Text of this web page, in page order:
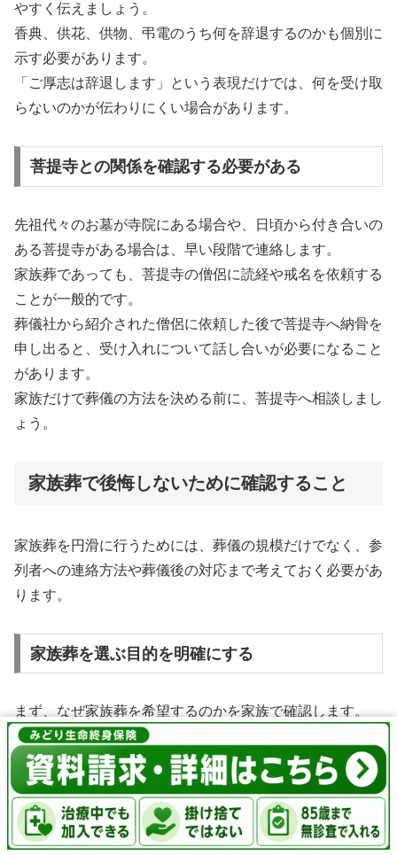
やすく伝えましょう。
香典、供花、供物、弔電のうち何を辞退するのかも個別に
示す必要があります。
「ご厚志は辞退します」という表現だけでは、何を受け取
らないのかが伝わりにくい場合があります。
菩提寺との関係を確認する必要がある
先祖代々のお墓が寺院にある場合や、日頃から付き合いの
ある菩提寺がある場合は、早い段階で連絡します。
家族葬であっても、菩提寺の僧侶に読経や戒名を依頼する
ことが一般的です。
葬儀社から紹介された僧侶に依頼した後で菩提寺へ納骨を
申し出ると、受け入れについて話し合いが必要になること
があります。
家族だけで葬儀の方法を決める前に、菩提寺へ相談しまし
ょう。
家族葬で後悔しないために確認すること
家族葬を円滑に行うためには、葬儀の規模だけでなく、参
列者への連絡方法や葬儀後の対応まで考えておく必要があ
ります。
家族葬を選ぶ目的を明確にする
まず、なぜ家族葬を希望するのかを家族で確認します。
故人との時間を大切にしたいのか、参列者対応の負担を減
らしたいのか、故人が生前に希望していたのかによって、
適切な葬儀の形は変わります。
費用だけを理由に選ぶ場合は、一日葬や直葬など、別の葬
儀形式と混同していないかも確認しましょう。
メニュー ホーム 検索 トップ サイドバー